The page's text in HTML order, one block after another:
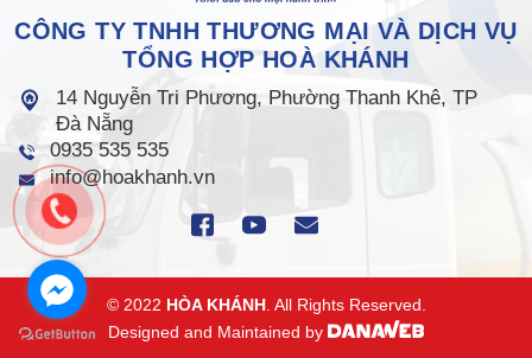
CÔNG TY TNHH THƯƠNG MẠI VÀ DỊCH VỤ
TỔNG HỢP HOÀ KHÁNH
14 Nguyễn Tri Phương, Phường Thanh Khê, TP
Đà Nẵng
0935 535 535
info@hoakhanh.vn
© 2022 HÒA KHÁNH. All Rights Reserved.
Designed and Maintained by